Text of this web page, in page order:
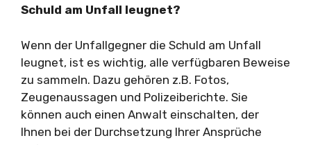
Schuld am Unfall leugnet?
Wenn der Unfallgegner die Schuld am Unfall
leugnet, ist es wichtig, alle verfügbaren Beweise
zu sammeln. Dazu gehören z.B. Fotos,
Zeugenaussagen und Polizeiberichte. Sie
können auch einen Anwalt einschalten, der
Ihnen bei der Durchsetzung Ihrer Ansprüche